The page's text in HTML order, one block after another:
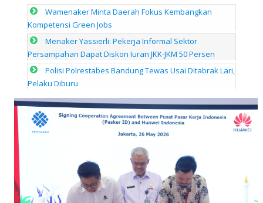
Wamenaker Minta Daerah Fokus Kembangkan
Kompetensi Green Jobs
Menaker Yassierli: Pekerja Informal Sektor
Persampahan Dapat Diskon Iuran JKK-JKM 50 Persen
Polisi Polrestabes Bandung Tewas Usai Ditabrak Lari,
Pelaku Diburu